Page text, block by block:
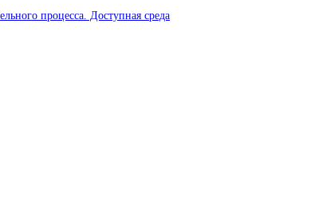
процесса. Доступная среда